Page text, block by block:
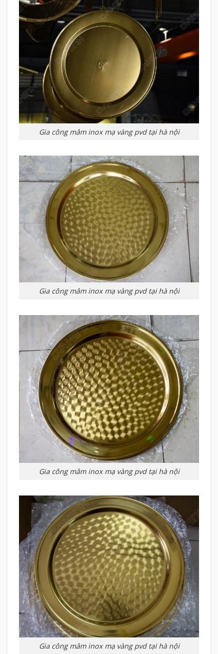
Gia công mâm inox mạ vàng pvd tại hà nội
Gia công mâm inox mạ vàng pvd tại hà nội
Gia công mâm inox mạ vàng pvd tại hà nội
Gia công mâm inox mạ vàng pvd tại hà nội